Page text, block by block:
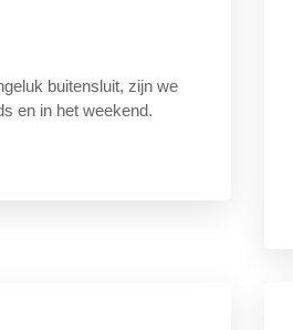
buitensluit, zijn we
en in het weekend.